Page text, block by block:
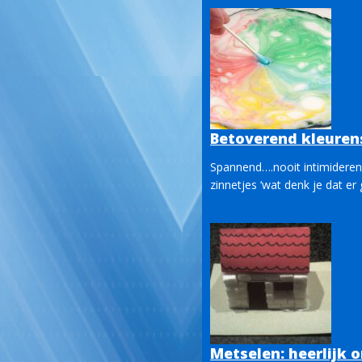
Betoverend
Spannend….nooit
zinnetjes ‘wat denk je dat er
Metselen: heerlijk